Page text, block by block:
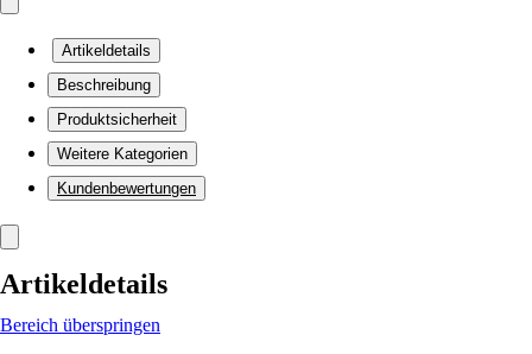
Artikeldetails
Beschreibung
Produktsicherheit
Weitere Kategorien
Kundenbewertungen
Artikeldetails
Bereich überspringen